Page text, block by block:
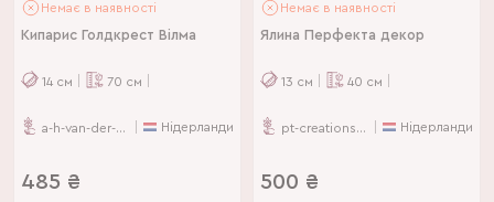
Немає в наявності
Кипарис Голдкрест Вілма
14 см 70 см
a-h-van-der-ende Нідерланди
485 ₴
Немає в наявності
Ялина Перфекта декор
13 см 40 см
pt-creations-bv Нідерланди
500 ₴